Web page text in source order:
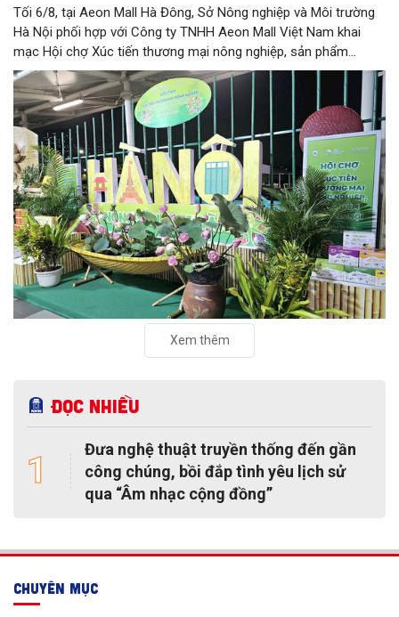
Tối 6/8, tại Aeon Mall Hà Đông, Sở Nông nghiệp và Môi trường
Hà Nội phối hợp với Công ty TNHH Aeon Mall Việt Nam khai
mạc Hội chợ Xúc tiến thương mại nông nghiệp, sản phẩm
OCOP Hà Nội (HaNoi Agriculture Fair 2026).
Xem thêm
Đọc nhiều
1
Đưa nghệ thuật truyền thống đến gần
công chúng, bồi đắp tình yêu lịch sử
qua “Âm nhạc cộng đồng”
CHUYÊN MỤC